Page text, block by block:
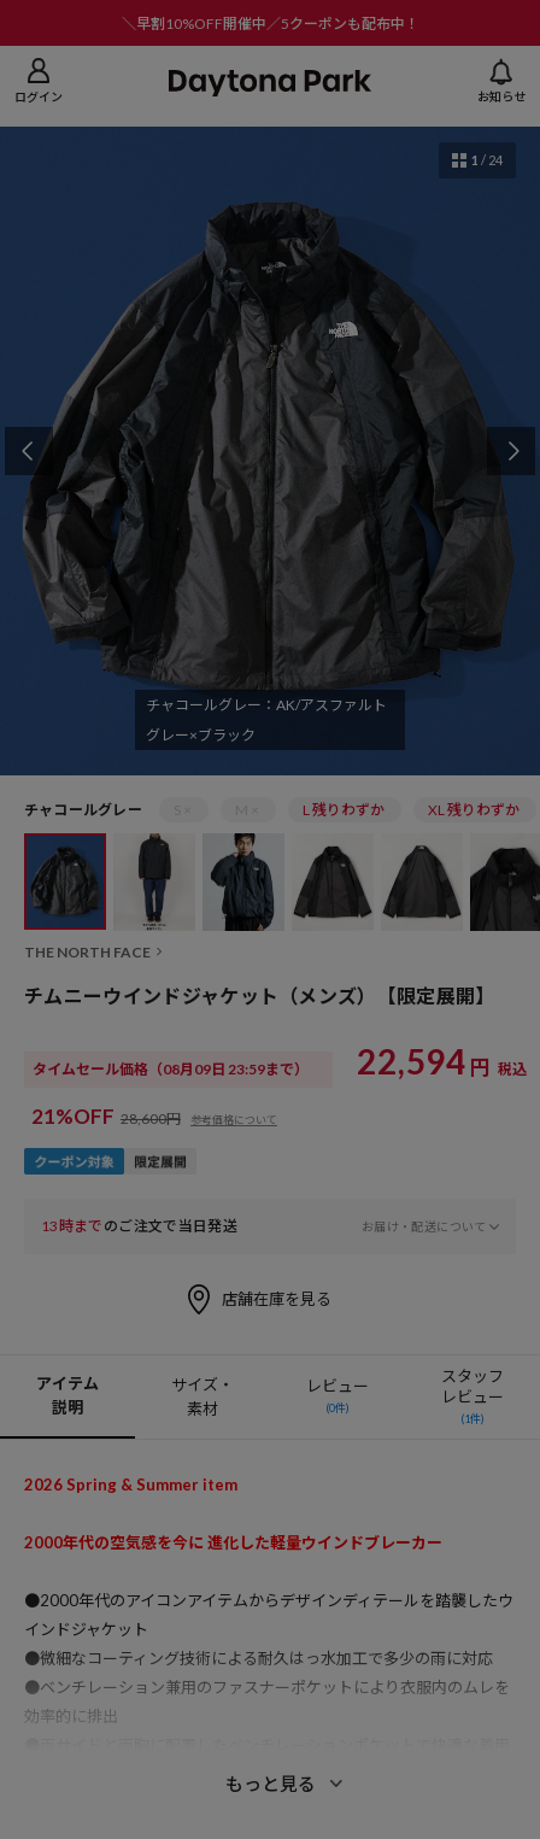
＼早割10%OFF開催中／5クーポンも配布中！
ログイン お知らせ
チャコールグレー：AK/アスファルト
グレー×ブラック
1 / 24
チャコールグレー L 残りわずか XL 残りわずか
THE NORTH FACE
チムニーウインドジャケット（メンズ）【限定展開】
タイムセール価格 （08月09日 23:59まで） 22,594 円 税込
21%OFF 28,600円 参考価格について
13時まで のご注文で当日発送 お届け・配送について
店舗在庫を見る
アイテム
説明
サイズ・
素材
レビュー
(0件)
スタッフ
レビュー
(1件)
2026 Spring & Summer item
2000年代の空気感を今に 進化した軽量ウインドブレーカー
●2000年代のアイコンアイテムからデザインディテールを踏襲したウ
インドジャケット
●微細なコーティング技術による耐久はっ水加工で多少の雨に対応
●ベンチレーション兼用のファスナーポケットにより衣服内のムレを
効率的に排出
もっと見る